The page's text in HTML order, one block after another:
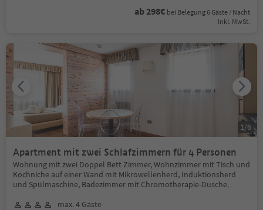
ab 298€ bei Belegung 6 Gäste / Nacht
Inkl. MwSt.
Apartment mit zwei Schlafzimmern für 4 Personen
Wohnung mit zwei Doppel Bett Zimmer, Wohnzimmer mit Tisch und
Kochniche auf einer Wand mit Mikrowellenherd, Induktionsherd
und Spülmaschine, Badezimmer mit Chromotherapie-Dusche.
max. 4 Gäste
1/6